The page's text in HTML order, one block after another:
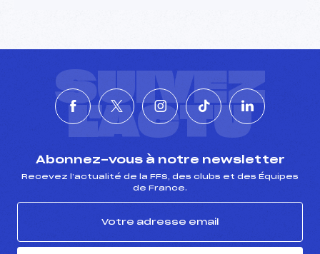
SUIVEZ
L'ACTU
Abonnez-vous à notre newsletter
Recevez l’actualité de la FFS, des clubs et des Équipes
de France.